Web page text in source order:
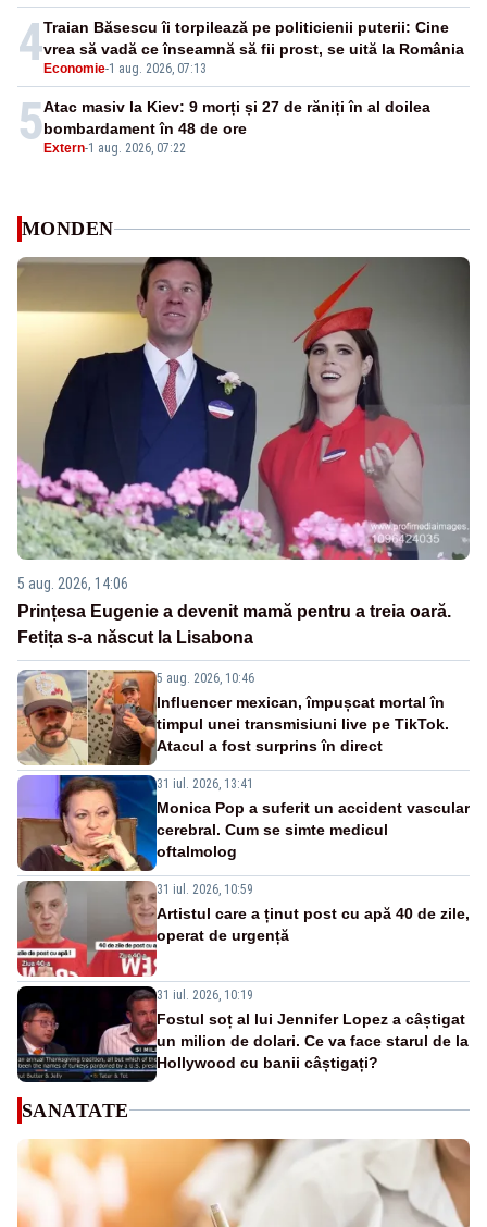
4 Economie-1 aug. 2026, 07:13
Traian Băsescu îi torpilează pe politicienii puterii: Cine
vrea să vadă ce înseamnă să fii prost, se uită la România
5 Extern-1 aug. 2026, 07:22
Atac masiv la Kiev: 9 morți și 27 de răniți în al doilea
bombardament în 48 de ore
MONDEN
5 aug. 2026, 14:06
Prințesa Eugenie a devenit mamă pentru a treia oară.
Fetița s-a născut la Lisabona
5 aug. 2026, 10:46
Influencer mexican, împușcat mortal în
timpul unei transmisiuni live pe TikTok.
Atacul a fost surprins în direct
31 iul. 2026, 13:41
Monica Pop a suferit un accident vascular
cerebral. Cum se simte medicul
oftalmolog
31 iul. 2026, 10:59
Artistul care a ținut post cu apă 40 de zile,
operat de urgență
31 iul. 2026, 10:19
Fostul soț al lui Jennifer Lopez a câștigat
un milion de dolari. Ce va face starul de la
Hollywood cu banii câștigați?
SANATATE